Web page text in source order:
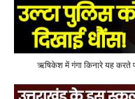
ऋषिकेश में गंगा किनारे यह करते